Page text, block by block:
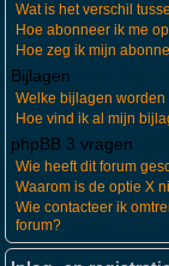
Wat is het verschil
Hoe abonneer ik me
Hoe zeg ik mijn
Bijlagen
Welke bijlagen
Hoe vind ik al mijn
phpBB 3 vragen
Wie heeft dit forum
Waarom is de optie X
Wie contacteer ik
forum?